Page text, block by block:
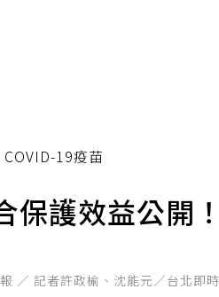
COVID-19疫苗
保護效益公開
／ 記者許政榆、沈能元／台北即